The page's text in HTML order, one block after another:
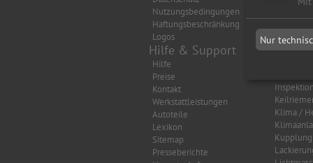
Nutzungsbedingungen
Haftungsbeschränkung
Logos
Hilfe & Support
Hilfe
Preise
Kontakt
Werkstattleistungen
Autoteile
Lexikon
Sitemap
Presseberichte
Bremsen
Getriebe
Inspektion
Klima /
Kupplung
Nur